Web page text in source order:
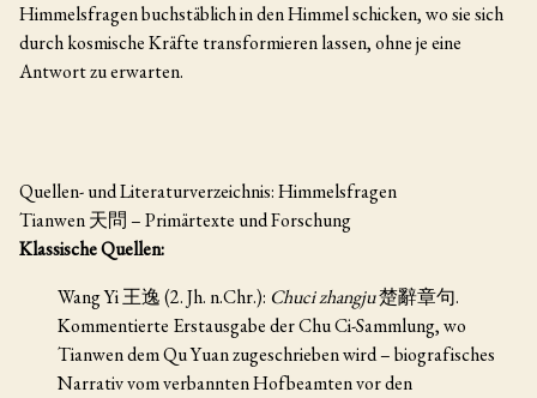
Himmelsfragen buchstäblich in den Himmel schicken, wo sie sich
durch kosmische Kräfte transformieren lassen, ohne je eine
Antwort zu erwarten.
Quellen- und Literaturverzeichnis: Himmelsfragen
Tianwen 天問 – Primärtexte und Forschung
Klassische Quellen:
Wang Yi 王逸 (2. Jh. n.Chr.): Chuci zhangju楚辭章句.
Kommentierte Erstausgabe der Chu Ci-Sammlung, wo
Tianwen dem Qu Yuan zugeschrieben wird – biografisches
Narrativ vom verbannten Hofbeamten vor den